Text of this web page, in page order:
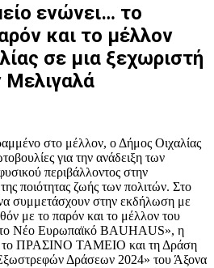
ενώνει… το
και το μέλλον
σε μια ξεχωριστή
στο μέλλον, ο Δήμος Οιχαλίας
για την ανάδειξη των
περιβάλλοντος στην
ποιότητας ζωής των πολιτών. Στο
συμμετάσχουν στην εκδήλωση με
με το παρόν και το μέλλον του
Νέο Ευρωπαϊκό BAUHAUS», η
το ΠΡΑΣΙΝΟ ΤΑΜΕΙΟ και τη Δράση
Δράσεων 2024» του Άξονα